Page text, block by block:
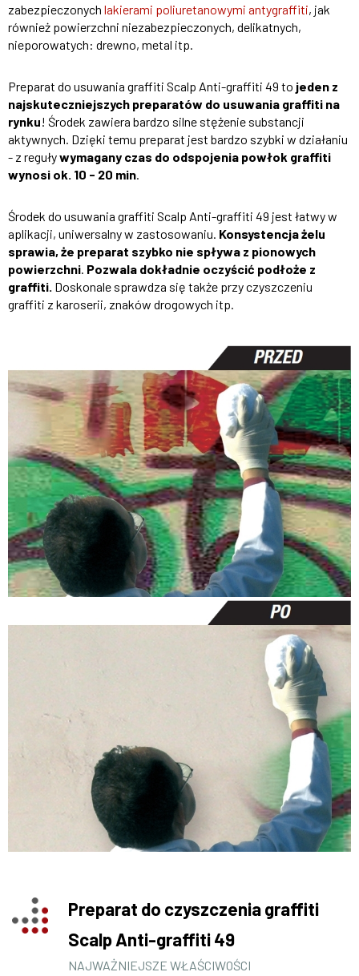
zabezpieczonych lakierami poliuretanowymi antygraffiti, jak
również powierzchni niezabezpieczonych, delikatnych,
nieporowatych: drewno, metal itp.
Preparat do usuwania graffiti Scalp Anti-graffiti 49 to jeden z
najskuteczniejszych preparatów do usuwania graffiti na
rynku! Środek zawiera bardzo silne stężenie substancji
aktywnych. Dzięki temu preparat jest bardzo szybki w działaniu
- z reguływymagany czas do odspojenia powłok graffiti
wynosi ok. 10 - 20 min
Środek do usuwania graffiti Scalp Anti-graffiti 49 jest łatwy w
aplikacji, uniwersalny w zastosowaniu. Konsystencja żelu
sprawia, że preparat szybko nie spływa z pionowych
powierzchni Pozwala dokładnie oczyścić podłoże z
graffiti. Doskonale sprawdza się także przy czyszczeniu
graffiti z karoserii, znaków drogowych itp.
Preparat do czyszczenia graffiti
Scalp Anti-graffiti 49
NAJWAŻNIEJSZE WŁAŚCIWOŚCI